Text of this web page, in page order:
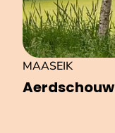
Aerdschouw
MAASEIK